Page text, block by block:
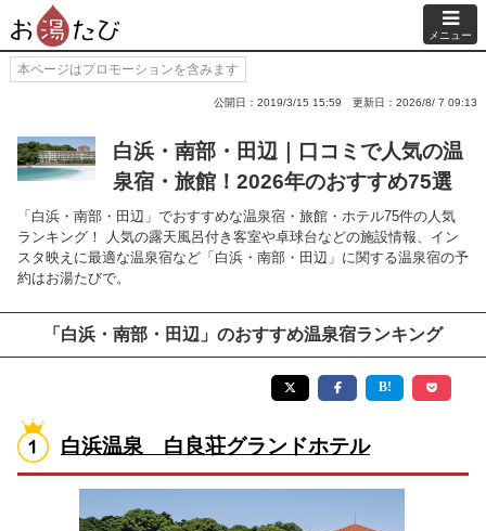
メニュー
本ページはプロモーションを含みます
公開日：2019/3/15 15:59 更新日：2026/8/ 7 09:13
白浜・南部・田辺｜口コミで人気の温
泉宿・旅館！2026年のおすすめ75選
「白浜・南部・田辺」でおすすめな温泉宿・旅館・ホテル75件の人気
ランキング！ 人気の露天風呂付き客室や卓球台などの施設情報、イン
スタ映えに最適な温泉宿など「白浜・南部・田辺」に関する温泉宿の予
約はお湯たびで。
「白浜・南部・田辺」のおすすめ温泉宿ランキング
白浜温泉 白良荘グランドホテル